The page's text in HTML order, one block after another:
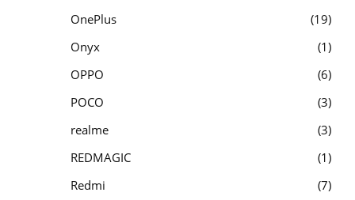
OnePlus
19
Onyx
1
OPPO
6
POCO
3
realme
3
REDMAGIC
1
Redmi
7